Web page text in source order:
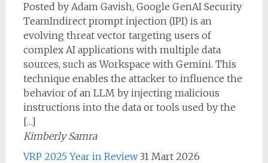
Posted by Adam Gavish, Google GenAI Security
TeamIndirect prompt injection (IPI) is an
evolving threat vector targeting users of
complex AI applications with multiple data
sources, such as Workspace with Gemini. This
technique enables the attacker to influence the
behavior of an LLM by injecting malicious
instructions into the data or tools used by the
[…]
Kimberly Samra
VRP 2025 Year in Review 31 Mart 2026